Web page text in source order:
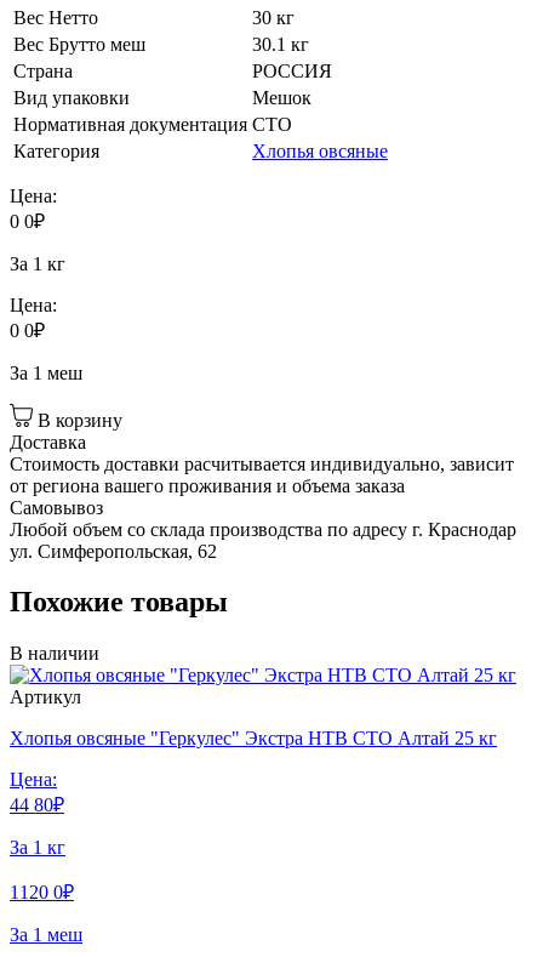
Вес Нетто
30 кг
Вес Брутто меш
30.1 кг
Страна
РОССИЯ
Вид упаковки
Мешок
Нормативная документация СТО
Категория
Хлопья овсяные
Цена:
0 0₽
За 1 кг
Цена:
0 0₽
За 1 меш
В корзину
Доставка
Стоимость доставки расчитывается индивидуально, зависит
от региона вашего проживания и объема заказа
Самовывоз
Любой объем со склада производства по адресу г. Краснодар
ул. Симферопольская, 62
Похожие товары
В наличии
Артикул
Хлопья овсяные "Геркулес" Экстра НТВ СТО Алтай 25 кг
Цена:
44 80₽
За 1 кг
1120 0₽
За 1 меш